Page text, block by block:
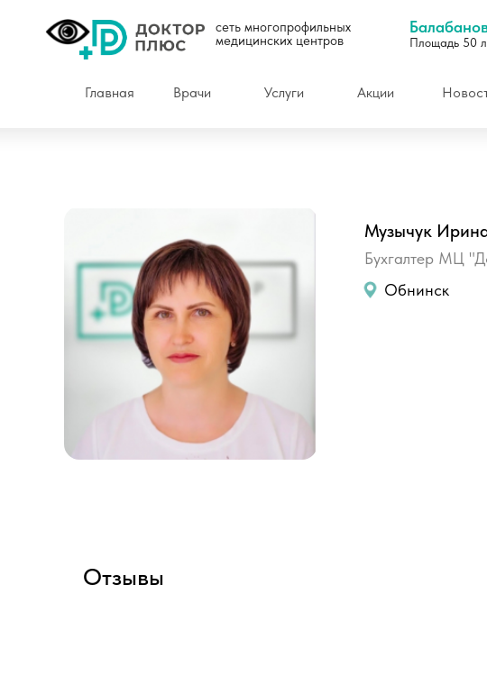
сеть многопрофильных
медицинских центров
Главная Врачи Услуги Акции
Площадь 50
Музычук
Бухгалтер МЦ
Обнинск
Отзывы